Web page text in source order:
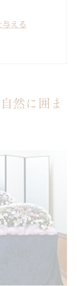
える
モニー
い形
こもった別
間
れる理由
市のセレモ
な時間
然に囲ま